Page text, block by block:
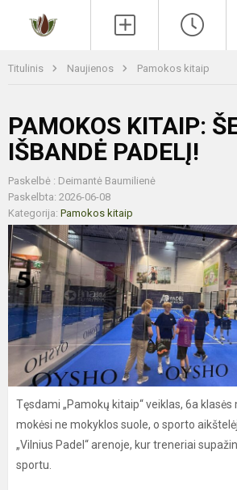
Titulinis Naujienos Pamokos kitaip
PAMOKOS KITAIP:
IŠBANDĖ PADELĮ!
Paskelbė : Deimantė Baumilienė
Paskelbta: 2026-06-08
Kategorija: Pamokos kitaip
Tęsdami „Pamokų kitaip“ veiklas, 6a
mokėsi ne mokyklos suole, o sporto
„Vilnius Padel“ arenoje, kur treneriai
sportu.